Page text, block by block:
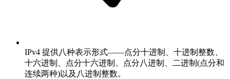
IPv4 提供八种表示形式——点分十进制、十进制整数、
十六进制、点分十六进制、点分八进制、二进制(点分和
连续两种)以及八进制整数。